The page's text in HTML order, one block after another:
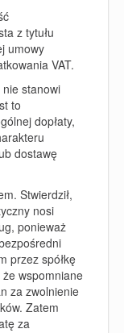
z tytułu
umowy
VAT.
stanowi
to
dopłaty,
dostawę
Stwierdził,
nosi
ponieważ
przez spółkę
wspomniane
za zwolnienie
Zatem
za